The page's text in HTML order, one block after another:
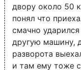
двору около 50
понял что
смачно
другую машину,
разворота
и там ему тоже